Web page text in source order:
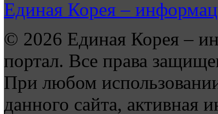
Единая Корея –
© 2026 Единая Корея –
портал. Все права
При любом
данного сайта, активная